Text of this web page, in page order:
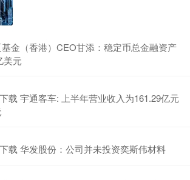
金（香港）CEO甘添：稳定币总金融资产
美元
载 宇通客车: 上半年营业收入为161.29亿元
载 华发股份：公司并未投资奕斯伟材料